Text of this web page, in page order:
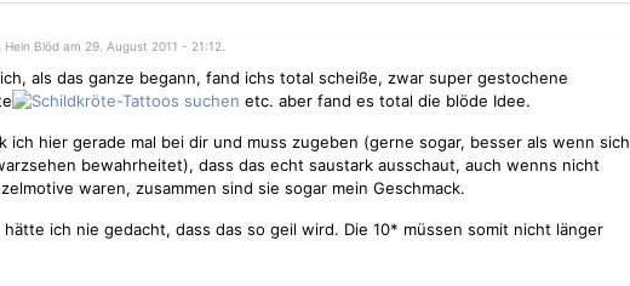
Blöd am 29. August 2011 - 21:12.
als das ganze begann, fand ichs total scheiße, zwar super gestochene
etc. aber fand es total die blöde Idee.
ich hier gerade mal bei dir und muss zugeben (gerne sogar, besser als wenn sich
bewahrheitet), dass das echt saustark ausschaut, auch wenns nicht
waren, zusammen sind sie sogar mein Geschmack.
hätte ich nie gedacht, dass das so geil wird. Die 10* müssen somit nicht länger